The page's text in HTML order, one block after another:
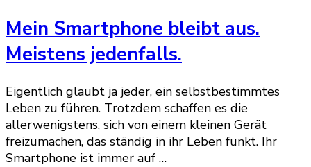
Mein Smartphone bleibt aus.
Meistens jedenfalls.
Eigentlich glaubt ja jeder, ein selbstbestimmtes
Leben zu führen. Trotzdem schaffen es die
allerwenigstens, sich von einem kleinen Gerät
freizumachen, das ständig in ihr Leben funkt. Ihr
Smartphone ist immer auf …